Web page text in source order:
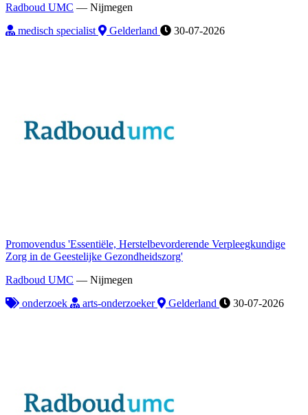
Radboud UMC — Nijmegen
medisch specialist
Gelderland 30-07-2026
Promovendus 'Essentiële, Herstelbevorderende Verpleegkundige
Zorg in de Geestelijke Gezondheidszorg'
Radboud UMC — Nijmegen
onderzoek
arts-onderzoeker Gelderland 30-07-2026